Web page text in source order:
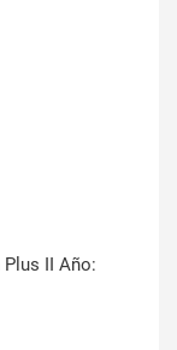
II Año: